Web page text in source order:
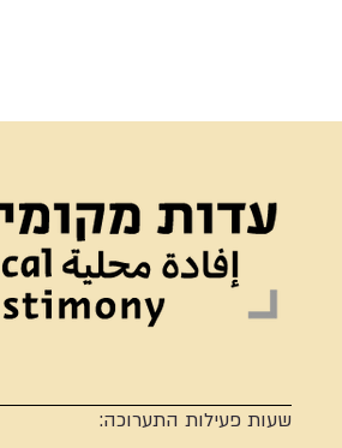
שעות פעילות התערוכה: